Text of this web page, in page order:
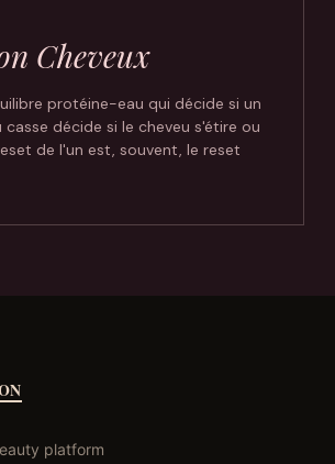
Cheveux
protéine-eau qui décide si un
casse décide si le cheveu s'étire ou
de l'un est, souvent, le reset
platform